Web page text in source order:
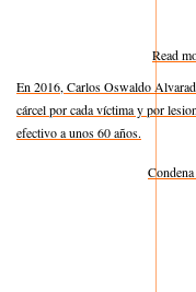
Read
En 2016, Carlos Oswaldo
cárcel por cada víctima y por
efectivo a unos 60 años.